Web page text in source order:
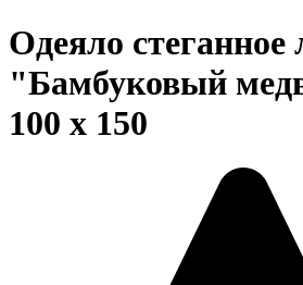
Одеяло стеганное
"Бамбуковый
100 х 150